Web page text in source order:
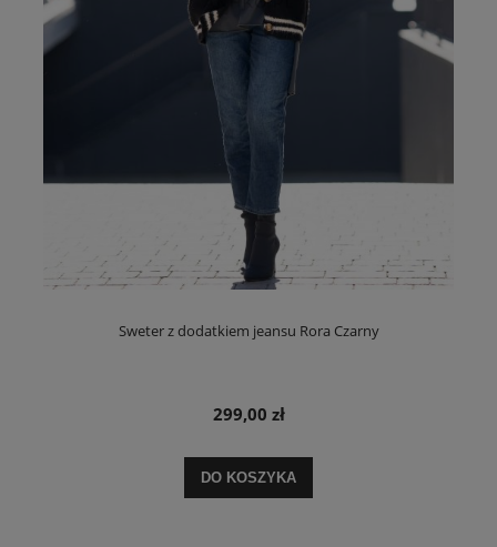
Sweter z dodatkiem jeansu Rora Czarny
299,00 zł
DO KOSZYKA